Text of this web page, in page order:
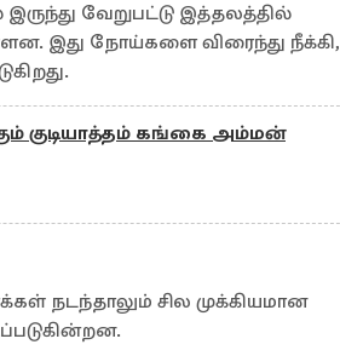
வேறுபட்டு இத்தலத்தில்
இது நோய்களை விரைந்து நீக்கி,
குடியாத்தம் கங்கை அம்மன்
நடந்தாலும் சில முக்கியமான